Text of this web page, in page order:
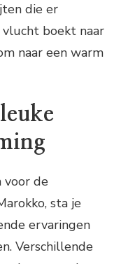
die er
vlucht boekt naar
naar een warm
voor de
sta je
ervaringen
Verschillende